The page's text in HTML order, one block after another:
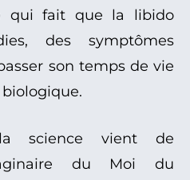
qui fait que la libido
des symptômes
son temps de vie
science vient de
du Moi du